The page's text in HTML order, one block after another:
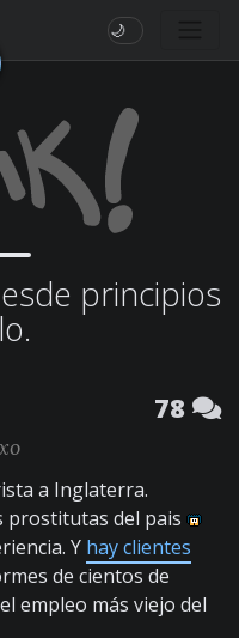
🌙
principios
78
a Inglaterra.
prostitutas del pais
Y hay clientes
de cientos de
empleo más viejo del